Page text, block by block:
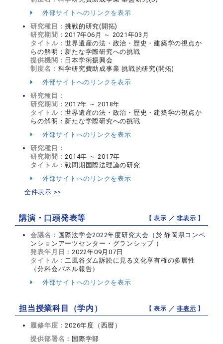
外部サイトへのリンクを表示
研究種目：挑戦的研究(開拓)
研究期間：2017年06月 ～ 2021年03月
タイトル：世界遺産の法・政治・歴史・建築学の視点か
らの解明：新たな学際研究への挑戦
提供機関： 日本学術振興会
制度名： 科学研究費助成事業 挑戦的研究(開拓)
外部サイトへのリンクを表示
研究種目：
研究期間：2017年 ～ 2018年
タイトル：世界遺産の法・政治・歴史・建築学の視点か
らの解明：新たな学際研究への挑戦
外部サイトへのリンクを表示
研究種目：
研究期間：2014年 ～ 2017年
タイトル：戦間期国際法理論の研究
外部サイトへのリンクを表示
全件表示 >>
講演・口頭発表等 【 表示 ／非表示 】
会議名： 国際法学会2022年度研究大会（於 静岡県コンベ
ンションアーツセンター・グランシップ ）
発表年月日：2022年09月07日
タイトル：二風谷ダム訴訟に見る文化享有権の多層性
（分科会パネル報告）
外部サイトへのリンクを表示
担当授業科目（学内） 【 表示 ／非表示 】
履修年度：2026年度（西暦）
提供部署名： 国際学部